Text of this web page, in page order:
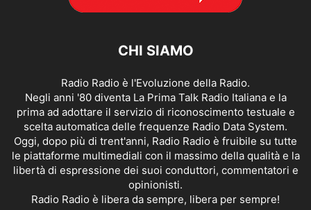
CHI SIAMO
Radio Radio è l'Evoluzione della Radio.
Negli anni '80 diventa La Prima Talk Radio Italiana e la
prima ad adottare il servizio di riconoscimento testuale e
scelta automatica delle frequenze Radio Data System.
Oggi, dopo più di trent'anni, Radio Radio è fruibile su tutte
le piattaforme multimediali con il massimo della qualità e la
libertà di espressione dei suoi conduttori, commentatori e
opinionisti.
Radio Radio è libera da sempre, libera per sempre!